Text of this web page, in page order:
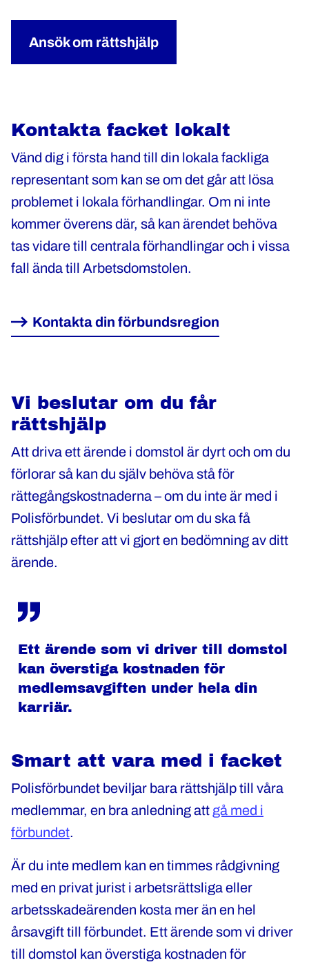
Ansök om rättshjälp
Kontakta facket lokalt
Vänd dig i första hand till din lokala fackliga
representant som kan se om det går att lösa
problemet i lokala förhandlingar. Om ni inte
kommer överens där, så kan ärendet behöva
tas vidare till centrala förhandlingar och i vissa
fall ända till Arbetsdomstolen.
Kontakta din förbundsregion
Vi beslutar om du får
rättshjälp
Att driva ett ärende i domstol är dyrt och om du
förlorar så kan du själv behöva stå för
rättegångskostnaderna – om du inte är med i
Polisförbundet. Vi beslutar om du ska få
rättshjälp efter att vi gjort en bedömning av ditt
ärende.
Ett ärende som vi driver till domstol
kan överstiga kostnaden för
medlemsavgiften under hela din
karriär.
Smart att vara med i facket
Polisförbundet beviljar bara rättshjälp till våra
medlemmar, en bra anledning att gå med i
förbundet.
Är du inte medlem kan en timmes rådgivning
med en privat jurist i arbetsrättsliga eller
arbetsskadeärenden kosta mer än en hel
årsavgift till förbundet. Ett ärende som vi driver
till domstol kan överstiga kostnaden för